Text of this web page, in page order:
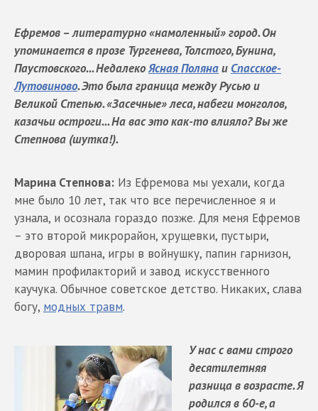
Ефремов – литературно «намоленный» город. Он
упоминается в прозе Тургенева, Толстого, Бунина,
Паустовского... НедалекоЯсная Полянаи Спасское-
Лутовиново. Это была граница между Русью и
Великой Степью. «Засечные» леса, набеги монголов,
казачьи остроги... На вас это как-то влияло? Вы же
Степнова (шутка!).
Марина Степнова: Из Ефремова мы уехали, когда
мне было 10 лет, так что все перечисленное я и
узнала, и осознала гораздо позже. Для меня Ефремов
– это второй микрорайон, хрущевки, пустыри,
дворовая шпана, игры в войнушку, папин гарнизон,
мамин профилакторий и завод искусственного
каучука. Обычное советское детство. Никаких, слава
богу, модных травм.
У нас с вами строго
десятилетняя
разница в возрасте. Я
родился в 60-е, а